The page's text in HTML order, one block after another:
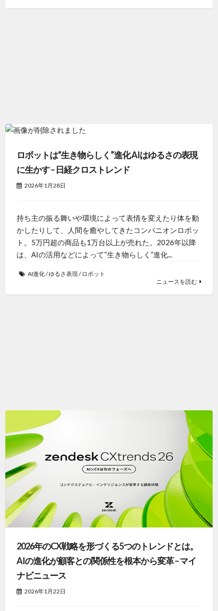
ロボットは“生き物らしく”進化 AIはゆるさの表現
に生かす – 日経クロストレンド
2026年1月28日
持ち主の振る舞いや環境によって表情を変えたり体を動
かしたりして、人間を癒やしてきたコンパニオンロボッ
ト。5万円超の商品も1万台以上が売れた。2026年以降
は、AIの活用などによって“生き物らしく”進化...
AI進化/ゆるさ表現 / ロボット
ニュースを読む
2026年のCX戦略を形づくる5つのトレンドとは。
AIの進化が顧客との関係性を根本から変革 – マイ
ナビニュース
2026年1月22日